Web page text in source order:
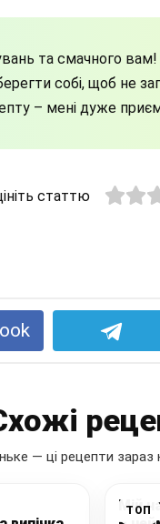
та смачного вам!
собі, щоб не
– мені дуже
статтю
— ці рецепти зараз
ТОП
Мій